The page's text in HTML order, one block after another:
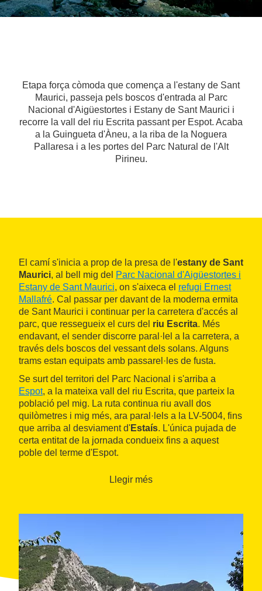
Etapa força còmoda que comença a l'estany de Sant
Maurici, passeja pels boscos d'entrada al Parc
Nacional d'Aigüestortes i Estany de Sant Maurici i
recorre la vall del riu Escrita passant per Espot. Acaba
a la Guingueta d'Àneu, a la riba de la Noguera
Pallaresa i a les portes del Parc Natural de l'Alt
Pirineu.
El camí s'inicia a prop de la presa de l'estany de Sant
Maurici, al bell mig del Parc Nacional d'Aigüestortes i
Estany de Sant Maurici, on s'aixeca el refugi Ernest
Mallafré. Cal passar per davant de la moderna ermita
de Sant Maurici i continuar per la carretera d'accés al
parc, que ressegueix el curs del riu Escrita. Més
endavant, el sender discorre paral·lel a la carretera, a
través dels boscos del vessant dels solans. Alguns
trams estan equipats amb passarel·les de fusta.
Se surt del territori del Parc Nacional i s'arriba a
Espot, a la mateixa vall del riu Escrita, que parteix la
població pel mig. La ruta continua riu avall dos
quilòmetres i mig més, ara paral·lels a la LV-5004, fins
que arriba al desviament d'Estaís. L'única pujada de
certa entitat de la jornada condueix fins a aquest
poble del terme d'Espot.
acompanya per l'estreta carretera que va fins el poble
aigües a la
Guingueta d'Àneu, final de l'etapa.
Llegir més